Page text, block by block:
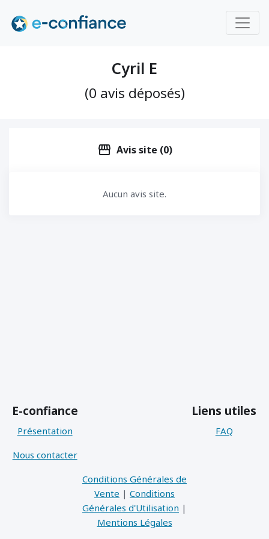
Cyril E
(0 avis déposés)
storefront Avis site (0)
Aucun avis site.
E-confiance
Présentation
Nous contacter
Liens utiles
FAQ
Conditions Générales de
Vente | Conditions
Générales d'Utilisation |
Mentions Légales